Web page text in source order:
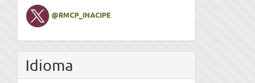
Twitter@RMCP_INACIPE
Idioma